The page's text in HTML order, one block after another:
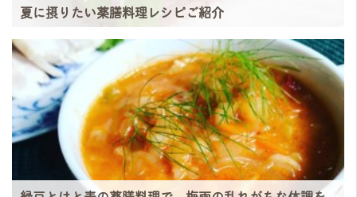
夏に摂りたい薬膳料理レシピご紹介